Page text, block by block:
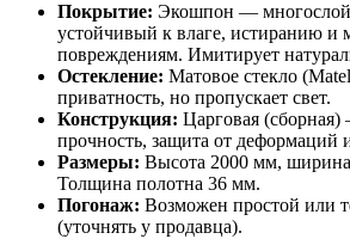
Покрытие: Экошпон —
устойчивый к влаге, истиранию и
повреждениям. Имитирует
Остекление: Матовое стекло
приватность, но пропускает свет.
Конструкция: Царговая
прочность, защита от деформаций
Размеры: Высота 2000 мм,
Толщина полотна 36 мм.
Погонаж: Возможен простой или
(уточнять у продавца).